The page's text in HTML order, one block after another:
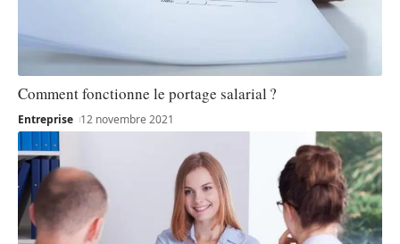
Comment fonctionne le portage salarial ?
Entreprise 12 novembre 2021